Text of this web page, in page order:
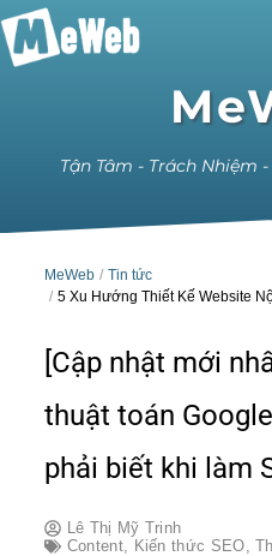
Tận Tâm - Trách Nhiệm
MeWeb
Tin tức
5 Xu Hướng Thiết Kế Website
[Cập nhật mới
thuật toán
phải biết khi làm
Lê Thị Mỹ Trinh
Content, Kiến thức SEO,